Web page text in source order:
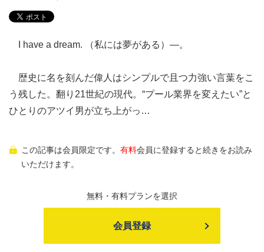
I have a dream. （私には夢がある）―。
歴史に名を刻んだ偉人はシンプルで且つ力強い言葉をこ
う残した。翻り21世紀の現代。“プール業界を変えたい”と
ひとりのアツイ男が立ち上がっ…
この記事は会員限定です。 有料会員に登録すると続きをお読み
いただけます。
無料・有料プランを選択
会員登録